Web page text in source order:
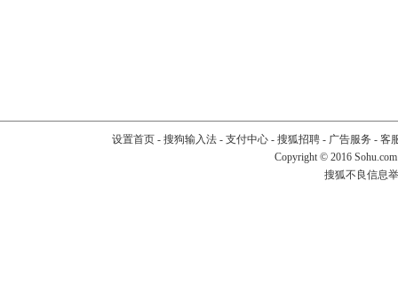
设置首页- 搜狗输入法- 支付中心- 搜狐招聘- 广告服务 - 客
Copyright © 2016
搜狐不良信息